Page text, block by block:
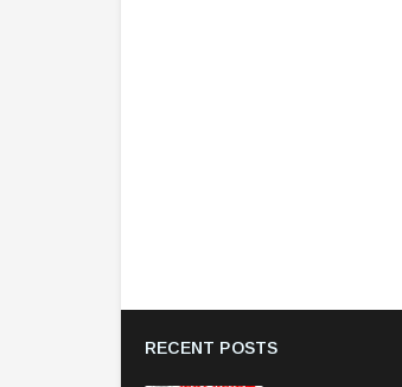
RECENT POSTS